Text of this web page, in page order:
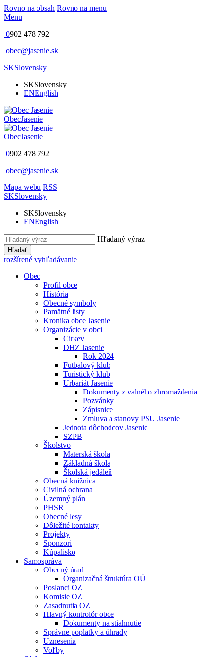
Rovno na obsah Rovno na menu
Menu
0902 478 792
obec@jasenie.sk
SKSlovensky
SKSlovensky
ENEnglish
ObecJasenie
ObecJasenie
0902 478 792
obec@jasenie.sk
Mapa webu RSS
SKSlovensky
SKSlovensky
ENEnglish
Hľadaný výraz
Hľadať
rozšírené vyhľadávanie
Obec
Profil obce
História
Obecné symboly
Pamätné listy
Kronika obce Jasenie
Organizácie v obci
Cirkev
DHZ Jasenie
Rok 2024
Futbalový klub
Turistický klub
Urbariát Jasenie
Dokumenty z valného zhromaždenia
Pozvánky
Zápisnice
Zmluva a stanovy PSU Jasenie
Jednota dôchodcov Jasenie
SZPB
Školstvo
Materská škola
Základná škola
Školská jedáleň
Obecná knižnica
Civilná ochrana
Územný plán
PHSR
Obecné lesy
Dôležité kontakty
Projekty
Sponzori
Kúpalisko
Samospráva
Obecný úrad
Organizačná štruktúra OÚ
Poslanci OZ
Komisie OZ
Zasadnutia OZ
Hlavný kontrolór obce
Dokumenty na stiahnutie
Správne poplatky a úhrady
Uznesenia
Voľby